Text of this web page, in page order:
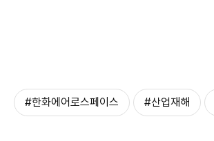
#한화에어로스페이스 #산업재해